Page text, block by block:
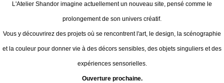
L'Atelier Shandor imagine actuellement un nouveau site, pensé comme le
prolongement de son univers créatif.
Vous y découvrirez des projets où se rencontrent l'art, le design, la scénographie
et la couleur pour donner vie à des décors sensibles, des objets singuliers et des
expériences sensorielles.
Ouverture prochaine.